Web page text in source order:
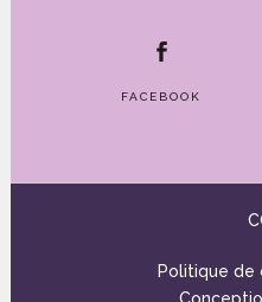
FACEBOOK
Politique de